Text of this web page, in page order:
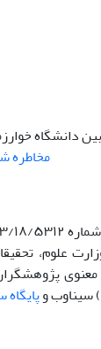
دانشگاه
مخاطره
علوم،
سیناوب و